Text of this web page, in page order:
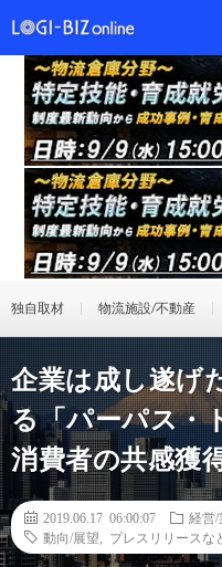
独自取材 物流施設/不動産
企業は成し遂げ
る「パーパス・
消費者の共感獲
2019.06.17 06:00:07
経営/
動向/展望
プレスリリースな